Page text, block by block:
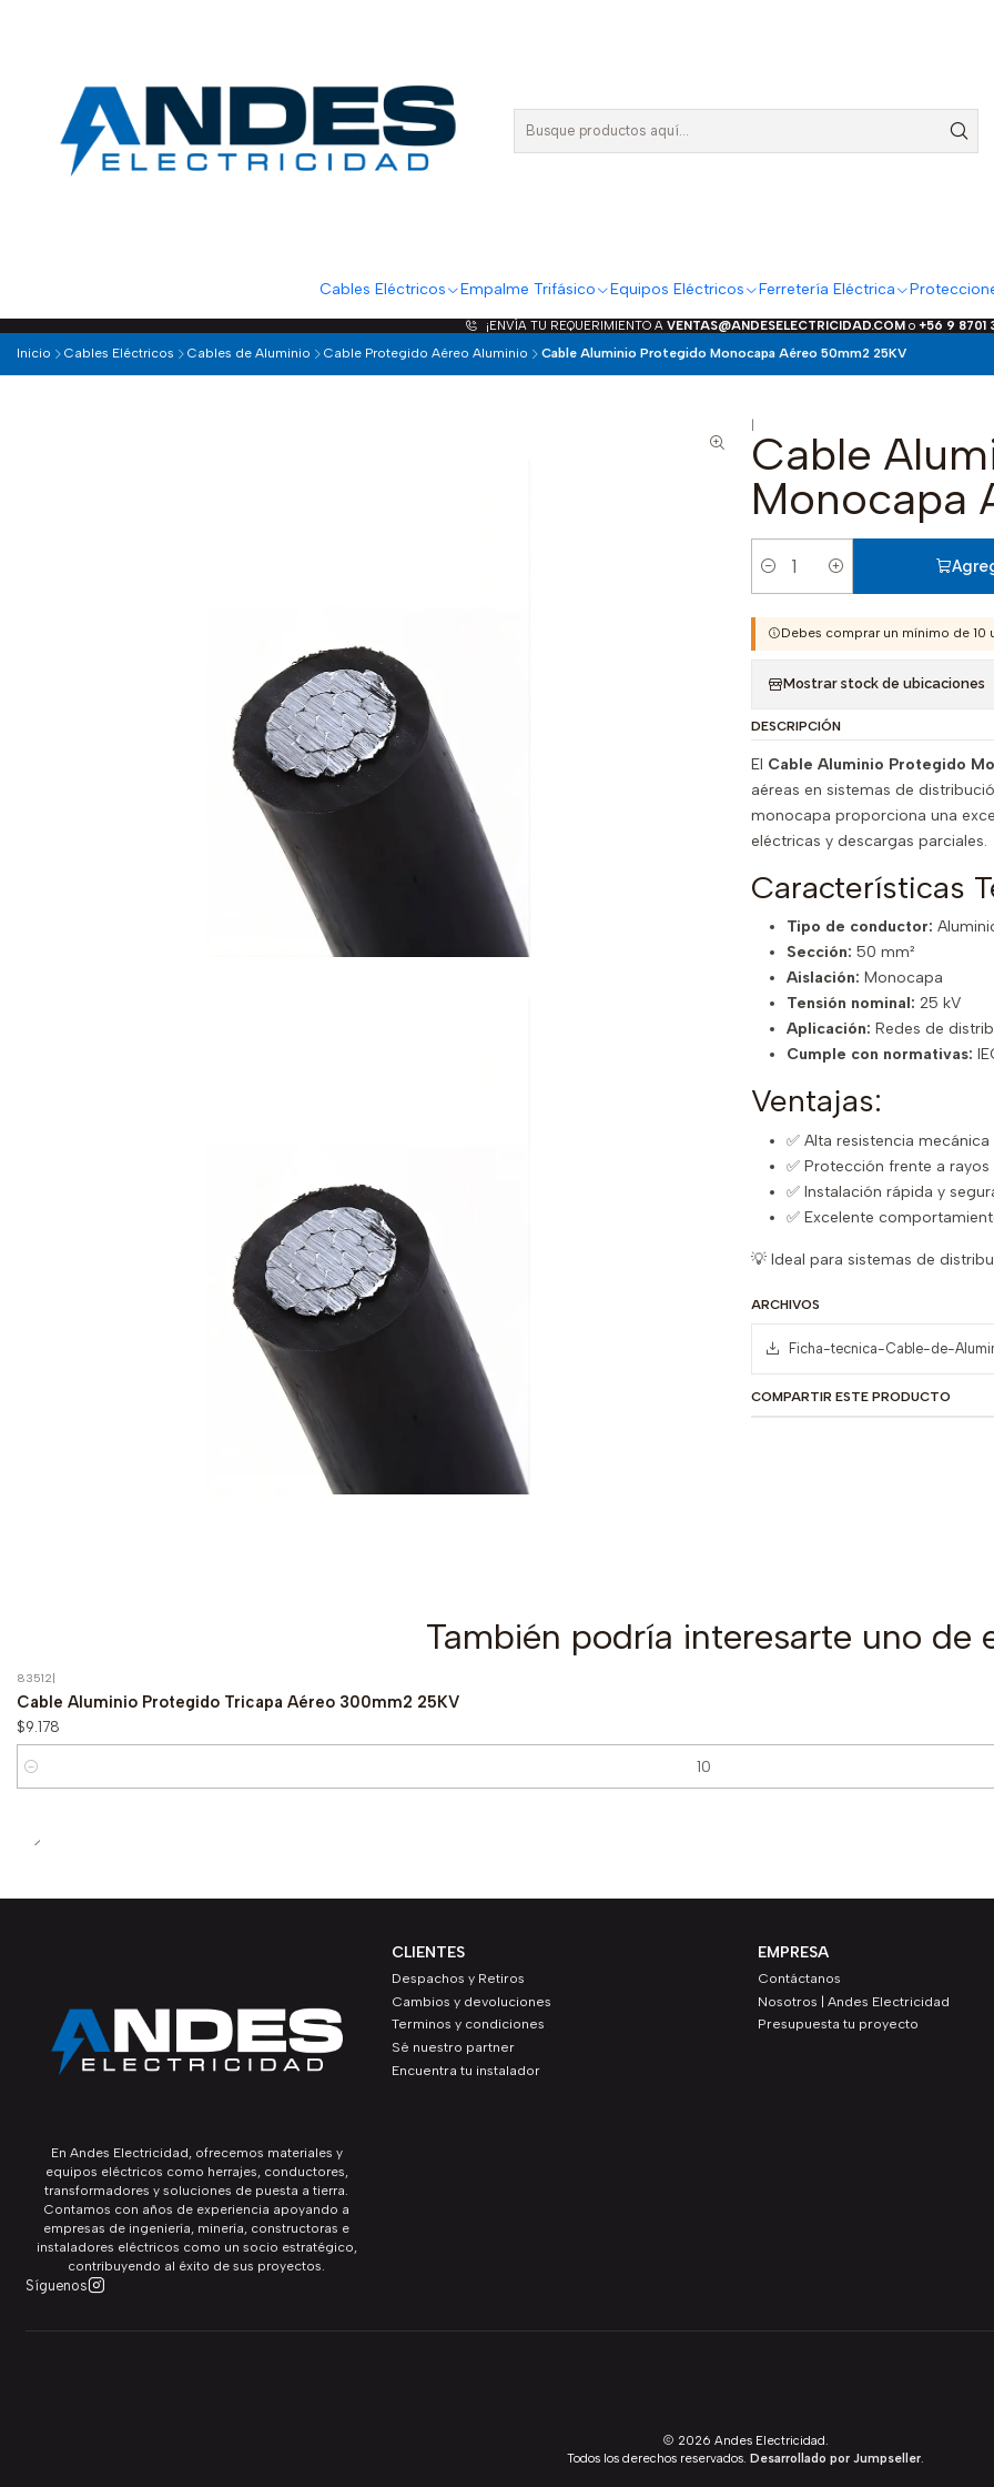
Cables Eléctricos Empalme Trifásico Equipos Eléctricos Ferretería Eléctrica
¡ENVÍA TU REQUERIMIENTO A VENTAS@ANDESELECTRICIDAD.COM o +56 9 8701
Inicio
Cables Eléctricos Cables de Aluminio Cable Protegido Aéreo Aluminio Cable Aluminio Protegido Monocapa Aéreo 50mm2 25KV
Cable
Monocapa
Cantidad
Debes comprar un mínimo de 10
Mostrar stock de ubicaciones
DESCRIPCIÓN
El Cable Aluminio Protegido
aéreas en sistemas de
monocapa proporciona una
eléctricas y descargas parciales.
Características
Tipo de conductor:
Sección: 50 mm²
Aislación: Monocapa
Tensión nominal: 25 kV
Aplicación: Redes de
Cumple con normativas:
Ventajas:
✅ Alta resistencia
✅ Protección frente a rayos
✅ Instalación rápida y
✅ Excelente
💡 Ideal para sistemas de
ARCHIVOS
Ficha-tecnica-Cable-de-
COMPARTIR ESTE PRODUCTO
También podría interesarte uno de
83512
Cable Aluminio Protegido Tricapa Aéreo 300mm2 25KV
$9.178
Cantidad
En Andes Electricidad, ofrecemos materiales y
equipos eléctricos como herrajes, conductores,
transformadores y soluciones de puesta a tierra.
Contamos con años de experiencia apoyando a
empresas de ingeniería, minería, constructoras e
instaladores eléctricos como un socio estratégico,
contribuyendo al éxito de sus proyectos.
Síguenos
CLIENTES
Despachos y Retiros
Cambios y devoluciones
Terminos y condiciones
Sé nuestro partner
Encuentra tu instalador
EMPRESA
Contáctanos
Nosotros | Andes Electricidad
Presupuesta tu proyecto
2026 Andes Electricidad.
Todos los derechos reservados. Desarrollado por Jumpseller.